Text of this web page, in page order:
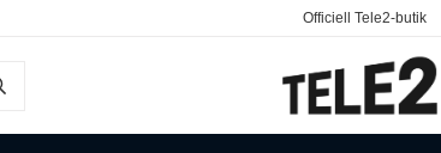
Officiell Tele2-butik